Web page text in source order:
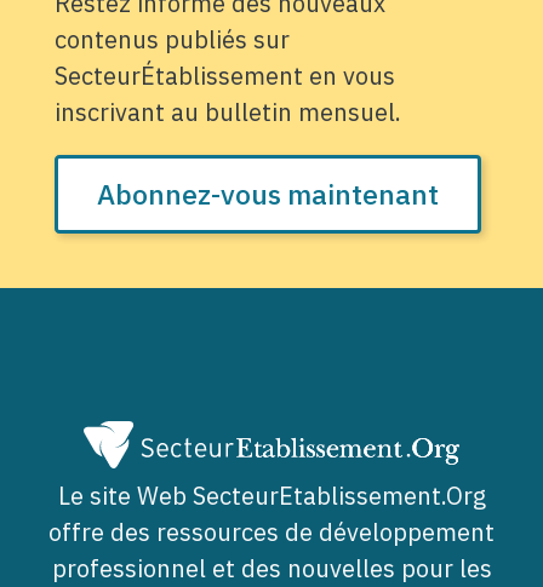
contenus publiés sur
SecteurÉtablissement en vous
inscrivant au bulletin mensuel.
Abonnez-vous maintenant
Le site Web SecteurEtablissement.Org
offre des ressources de développement
professionnel et des nouvelles pour les